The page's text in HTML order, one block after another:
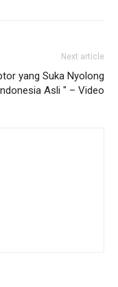
Next article
yang Suka Nyolong
Asli " – Video